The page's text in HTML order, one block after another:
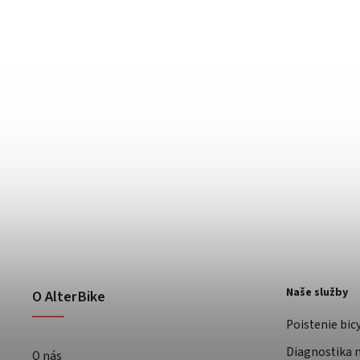
O AlterBike
O nás
Naše služby
Poistenie
Diagnostika